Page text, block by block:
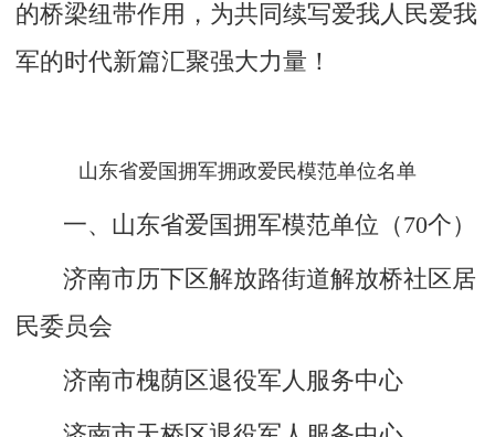
的桥梁纽带作用，为共同续写爱我人民爱我
军的时代新篇汇聚强大力量！
山东省爱国拥军拥政爱民模范单位名单
一、山东省爱国拥军模范单位（70个）
济南市历下区解放路街道解放桥社区居
民委员会
济南市槐荫区退役军人服务中心